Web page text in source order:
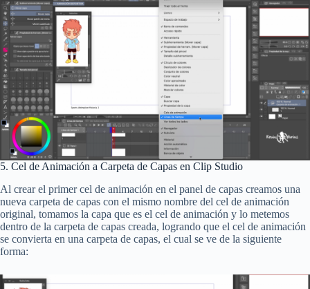
5. Cel de Animación a Carpeta de Capas en Clip Studio
Al crear el primer cel de animación en el panel de capas creamos una
nueva carpeta de capas con el mismo nombre del cel de animación
original, tomamos la capa que es el cel de animación y lo metemos
dentro de la carpeta de capas creada, logrando que el cel de animación
se convierta en una carpeta de capas, el cual se ve de la siguiente
forma: